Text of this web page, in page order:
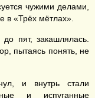
чужими делами,
в «Трёх мётлах».
пят, закашлялась.
пытаясь понять, не
и внутрь стали
и испуганные